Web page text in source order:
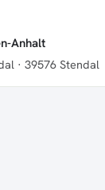
Anhalt
· 39576 Stendal